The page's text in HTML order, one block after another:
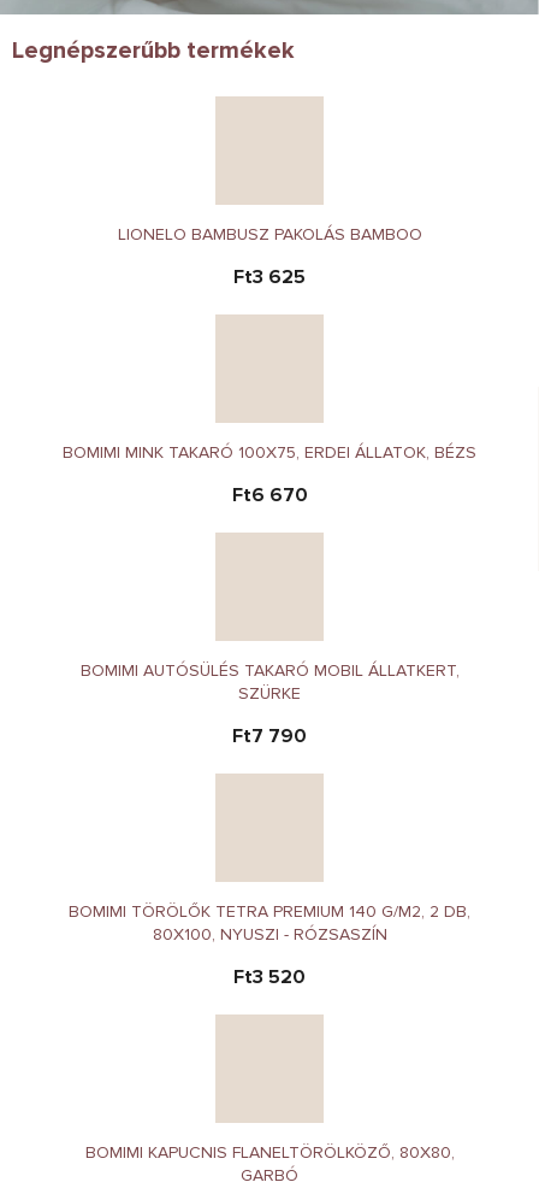
Legnépszerűbb termékek
LIONELO BAMBUSZ PAKOLÁS BAMBOO
Ft3 625
BOMIMI MINK TAKARÓ 100X75, ERDEI ÁLLATOK, BÉZS
Ft6 670
BOMIMI AUTÓSÜLÉS TAKARÓ MOBIL ÁLLATKERT,
SZÜRKE
Ft7 790
BOMIMI TÖRÖLŐK TETRA PREMIUM 140 G/M2, 2 DB,
80X100, NYUSZI - RÓZSASZÍN
Ft3 520
BOMIMI KAPUCNIS FLANELTÖRÖLKÖZŐ, 80X80,
GARBÓ